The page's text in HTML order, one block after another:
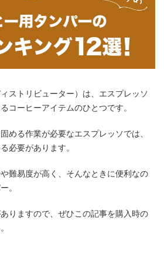
ストリビューター）は、エスプレッソ
コーヒーアイテムのひとつです。
める作業が必要なエスプレッソでは、
必要があります。
難易度が高く、そんなときに便利なの
。
りますので、ぜひこの記事を購入時の